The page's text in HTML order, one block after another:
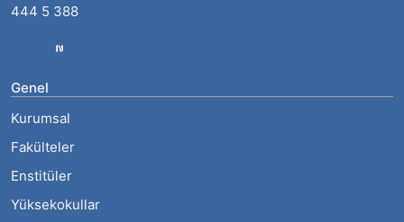
444 5 388
Genel
Kurumsal
Fakülteler
Enstitüler
Yüksekokullar